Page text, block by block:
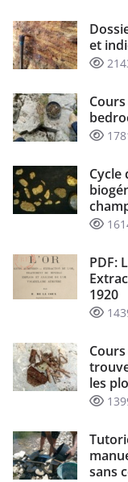
et
Cycle
PDF:
1920
les
sans